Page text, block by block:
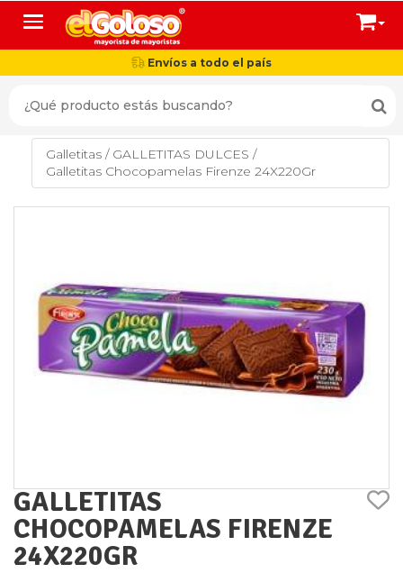
Toggle navigation
Envíos a todo el país
Galletitas / GALLETITAS DULCES /
Galletitas Chocopamelas Firenze 24X220Gr
GALLETITAS
CHOCOPAMELAS FIRENZE
24X220GR